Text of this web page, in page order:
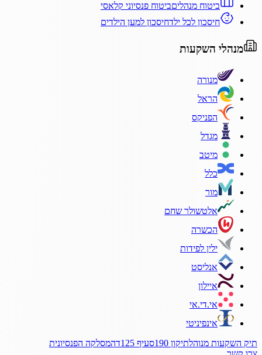
ביטוח מנהליםביטוח פנסיוני קלאסי
חיסכון לכל ילדחיסכון למען הילדים
מנהלי השקעות
מנורה
הראל
הפניקס
מגדל
מיטב
כלל
מור
אלטשולר שחם
הכשרה
ילין לפידות
אנליסט
איילון
אי.די.אי
אינפיניטי
תיק השקעות מנוהלתיקון 190 סעיף 125ד
המסלקה הפנסיונית